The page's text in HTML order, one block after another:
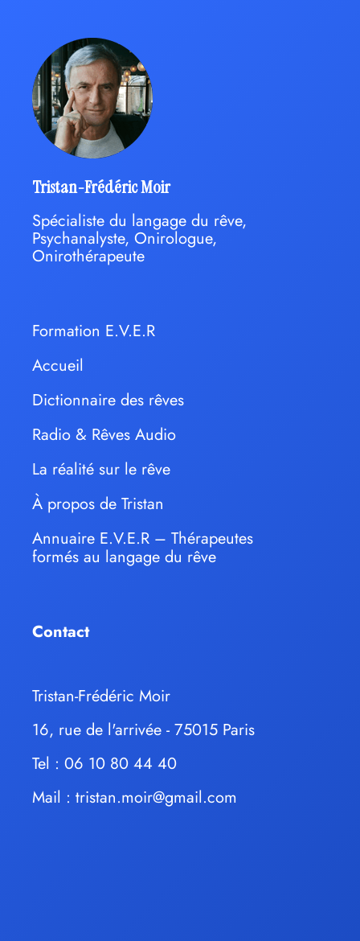
Tristan-Frédéric Moir
Spécialiste du langage du rêve,
Psychanalyste, Onirologue,
Onirothérapeute
Formation E.V.E.R
Accueil
Dictionnaire des rêves
Radio & Rêves Audio
La réalité sur le rêve
À propos de Tristan
Annuaire E.V.E.R – Thérapeutes
formés au langage du rêve
Contact
Tristan-Frédéric Moir
16, rue de l'arrivée - 75015 Paris
Tel : 06 10 80 44 40
Mail : tristan.moir@gmail.com